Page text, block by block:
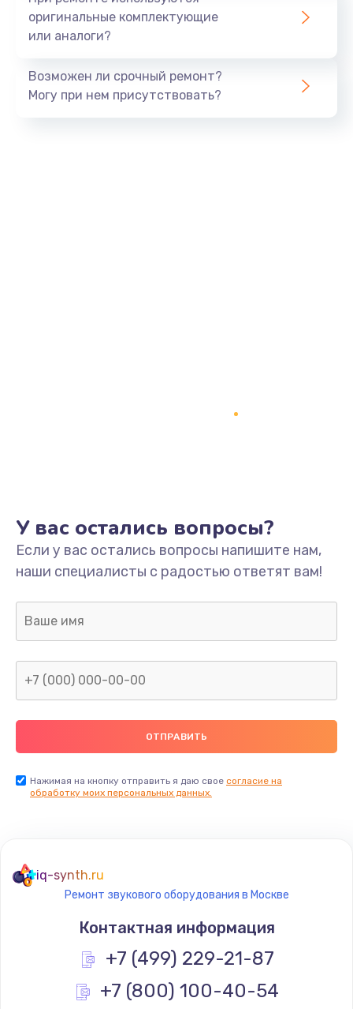
Заказать
960 руб.
Заказать
Ремонт разъема питания
1600 руб.
Заказать
Ремонт цепей питания
750 руб.
Заказать
Установка драйверов
1240 руб.
Заказать
Ремонт петель крышки
990 руб.
оригинальные комплектующие
или аналоги?
Возможен ли срочный ремонт?
Могу при нем присутствовать?
У вас остались вопросы?
Если у вас остались вопросы напишите нам,
наши специалисты с радостью ответят вам!
Нажимая на кнопку отправить я даю свое согласие на
обработку моих персональных данных.
iq-synth.ru
Ремонт звукового оборудования в Москве
Контактная информация
+7 (499) 229-21-87
+7 (800) 100-40-54